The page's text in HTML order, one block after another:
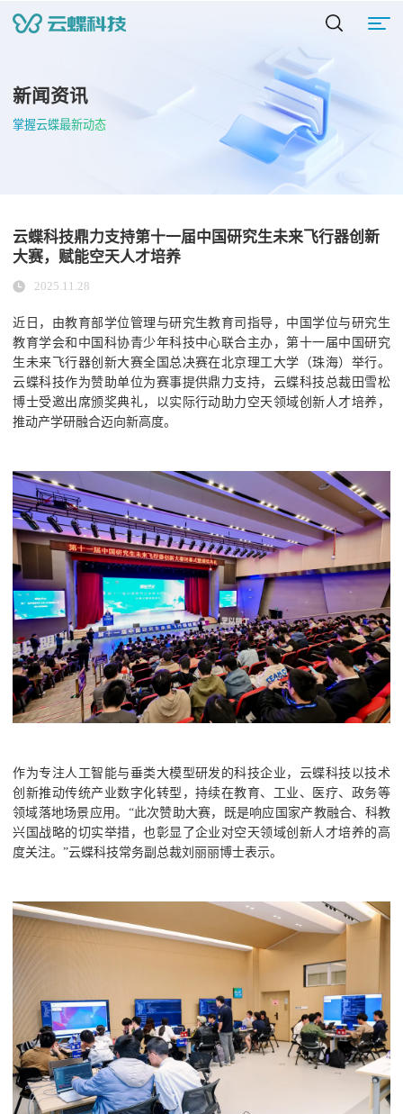
新闻资讯
掌握云蝶最新动态
云蝶科技鼎力支持第十一届中国研究生未来飞行器创新
大赛，赋能空天人才培养
2025.11.28
近日，由教育部学位管理与研究生教育司指导，中国学位与研究生
教育学会和中国科协青少年科技中心联合主办，第十一届中国研究
生未来飞行器创新大赛全国总决赛在北京理工大学（珠海）举行。
云蝶科技作为赞助单位为赛事提供鼎力支持，云蝶科技总裁田雪松
博士受邀出席颁奖典礼，以实际行动助力空天领域创新人才培养，
推动产学研融合迈向新高度。
作为专注人工智能与垂类大模型研发的科技企业，云蝶科技以技术
创新推动传统产业数字化转型，持续在教育、工业、医疗、政务等
领域落地场景应用。“此次赞助大赛，既是响应国家产教融合、科教
兴国战略的切实举措，也彰显了企业对空天领域创新人才培养的高
度关注。”云蝶科技常务副总裁刘丽丽博士表示。